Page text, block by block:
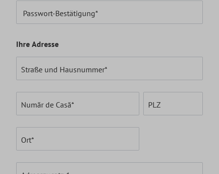
Passwort-Bestätigung*
Ihre Adresse
Straße und Hausnummer*
Număr de Casă* PLZ
Ort*